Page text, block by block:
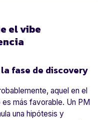
el vibe
fase de discovery
aquel en el
más favorable. Un PM
una hipótesis y